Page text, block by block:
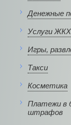
Денежные
Услуги ЖКХ
Игры,
Такси
Косметика
Платежи в
штрафов